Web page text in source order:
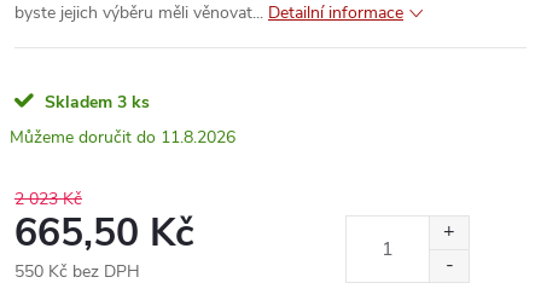
byste jejich výběru měli věnovat... Detailní informace
Skladem 3 ks
11.8.2026
2 023 Kč
665,50 Kč
550 Kč bez DPH